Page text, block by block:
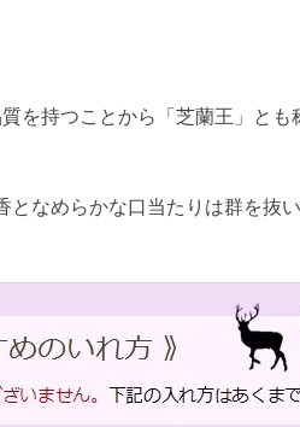
を持つことから「芝蘭王」とも
なめらかな口当たりは群を抜い